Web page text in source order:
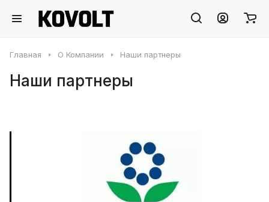
Главная О Компании Наши партнеры
Наши партнеры